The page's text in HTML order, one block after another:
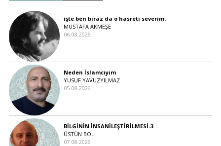
işte ben biraz da o hasreti severim.
MUSTAFA AKMEŞE
06.08.2026
Neden İslamcıyım
YUSUF YAVUZYILMAZ
05.08.2026
BİLGİNİN İNSANİLEŞTİRİLMESİ-3
ÜSTÜN BOL
07.08.2026